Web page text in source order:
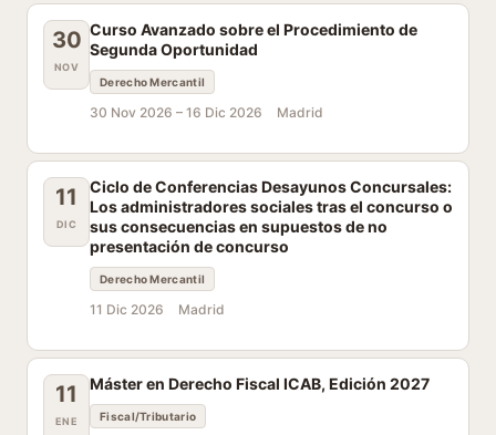
30
NOV
Curso Avanzado sobre el Procedimiento de
Segunda Oportunidad
Derecho Mercantil
30 Nov 2026 – 16 Dic 2026 Madrid
11
DIC
Ciclo de Conferencias Desayunos Concursales:
Los administradores sociales tras el concurso o
sus consecuencias en supuestos de no
presentación de concurso
Derecho Mercantil
11 Dic 2026 Madrid
11
ENE
Máster en Derecho Fiscal ICAB, Edición 2027
Fiscal/Tributario